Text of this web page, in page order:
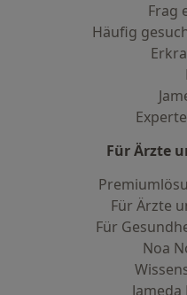
Frag
Häufig
Für Ärzte
Für Ärzte
Für
Noa